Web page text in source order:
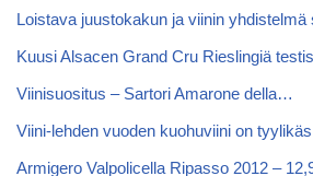
Loistava juustokakun ja viinin
Kuusi Alsacen Grand Cru Rieslingiä
Viinisuositus – Sartori Amarone della…
Viini-lehden vuoden kuohuviini on
Armigero Valpolicella Ripasso 2012 –